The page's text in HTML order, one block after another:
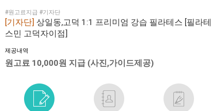
#원고료지급 #기자단
[기자단] 상일동,고덕 1:1 프리미엄 강습 필라테스 [필라테
스민 고덕자이점]
제공내역
원고료 10,000원 지급 (사진,가이드제공)